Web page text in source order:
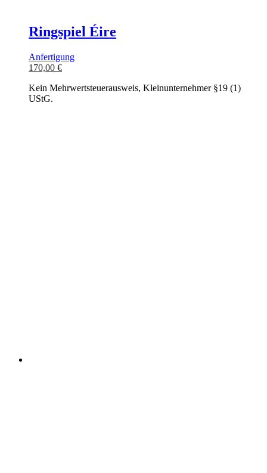
Ringspiel Éire
Anfertigung
170,00 €
Kein Mehrwertsteuerausweis, Kleinunternehmer §19 (1)
UStG.